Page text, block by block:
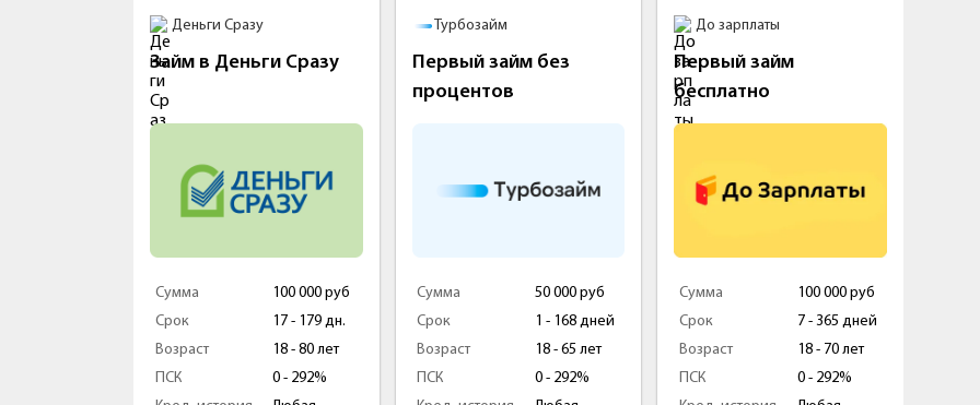
Деньги Сразу
Займ в Деньги Сразу
Сумма
100 000 руб
Срок
17 - 179 дн.
Возраст
18 - 80 лет
ПСК
0 - 292%
Турбозайм
Первый займ без
процентов
Сумма
50 000 руб
Срок
1 - 168 дней
Возраст
18 - 65 лет
ПСК
0 - 292%
До зарплаты
Первый займ
бесплатно
Сумма
100 000 руб
Срок
7 - 365 дней
Возраст
18 - 70 лет
ПСК
0 - 292%